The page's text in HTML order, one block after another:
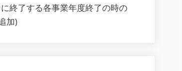
終了する各事業年度終了の時の
加)